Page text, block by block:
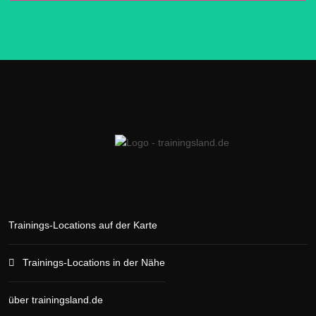
Trainings-Locations auf der Karte
Trainings-Locations in der Nähe
über trainingsland.de